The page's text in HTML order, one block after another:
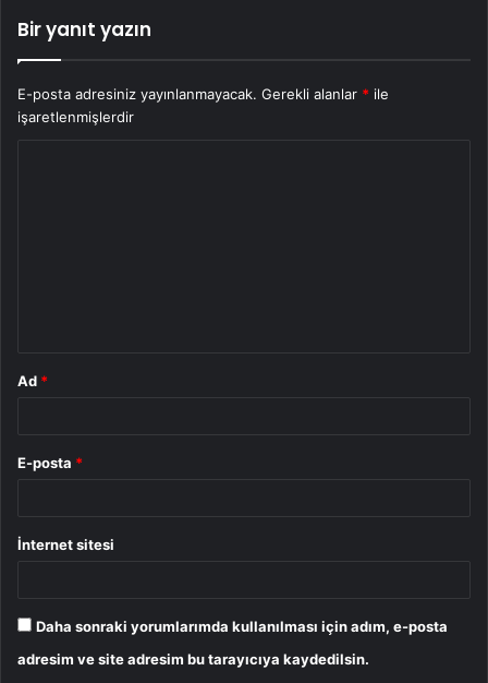
Bir yanıt yazın
E-posta adresiniz yayınlanmayacak. Gerekli alanlar * ile
işaretlenmişlerdir
Ad *
E-posta *
İnternet sitesi
Daha sonraki yorumlarımda kullanılması için adım, e-posta
adresim ve site adresim bu tarayıcıya kaydedilsin.